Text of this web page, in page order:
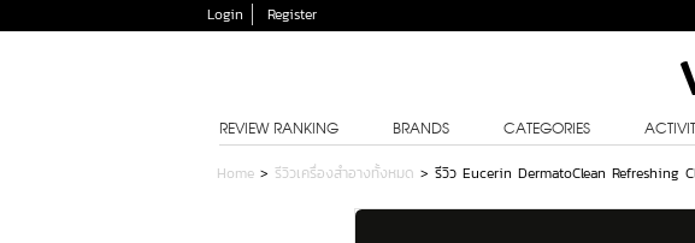
Login Register
REVIEW RANKING BRANDS CATEGORIES
Home > รีวิวเครื่องสำอางทั้งหมด > รีวิว Eucerin DermatoClean Refreshing